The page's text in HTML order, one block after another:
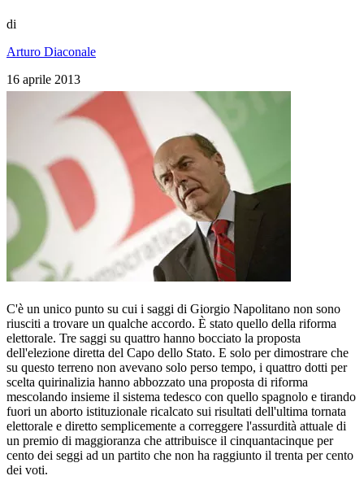
di
Arturo Diaconale
16 aprile 2013
C'è un unico punto su cui i saggi di Giorgio Napolitano non sono
riusciti a trovare un qualche accordo. È stato quello della riforma
elettorale. Tre saggi su quattro hanno bocciato la proposta
dell'elezione diretta del Capo dello Stato. E solo per dimostrare che
su questo terreno non avevano solo perso tempo, i quattro dotti per
scelta quirinalizia hanno abbozzato una proposta di riforma
mescolando insieme il sistema tedesco con quello spagnolo e tirando
fuori un aborto istituzionale ricalcato sui risultati dell'ultima tornata
elettorale e diretto semplicemente a correggere l'assurdità attuale di
un premio di maggioranza che attribuisce il cinquantacinque per
cento dei seggi ad un partito che non ha raggiunto il trenta per cento
dei voti.